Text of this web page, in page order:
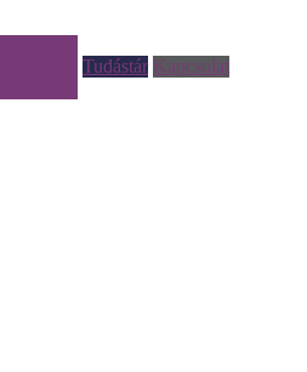
Tudástár Kapcsolat